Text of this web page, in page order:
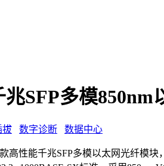
SFP多模850nm
拔 数字诊断 数据中心
高性能千兆SFP多模以太网光纤模